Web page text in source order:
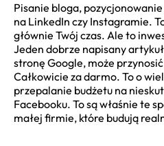
Pisanie bloga,
na LinkedIn czy Instagramie.
głównie Twój czas. Ale to
Jeden dobrze napisany
stronę Google, może
Całkowicie za darmo. To o
przepalanie budżetu na
Facebooku. To są właśnie te
małej firmie, które budują